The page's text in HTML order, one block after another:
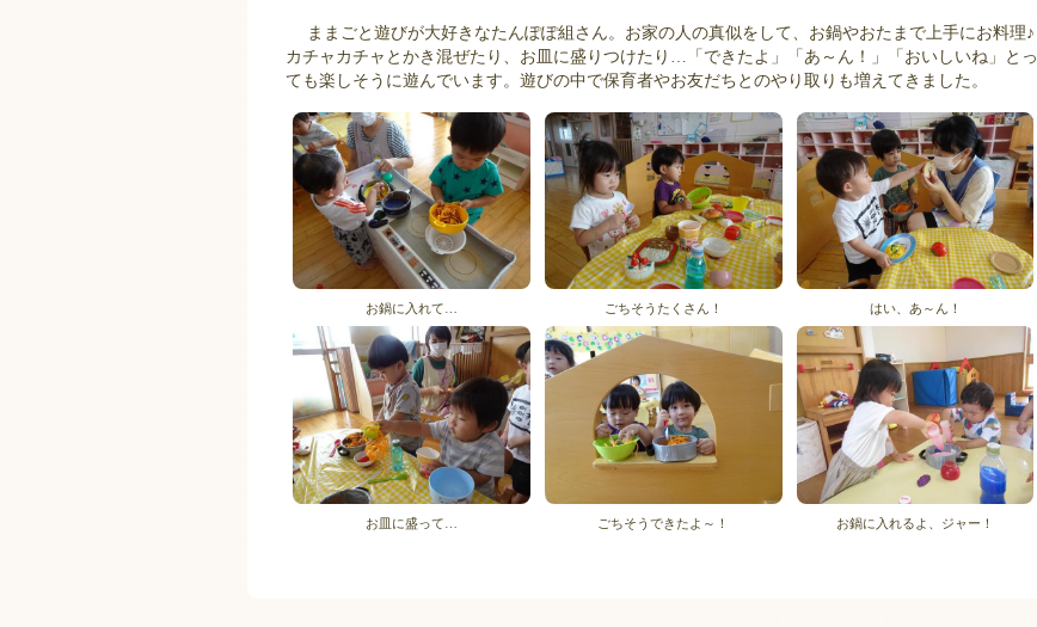
ままごと遊びが大好きなたんぽぽ組さん。お家の人の真似をして、お鍋やおたまで上手にお料理♪
カチャカチャとかき混ぜたり、お皿に盛りつけたり…「できたよ」「あ～ん！」「おいしいね」とっ
ても楽しそうに遊んでいます。遊びの中で保育者やお友だちとのやり取りも増えてきました。
お鍋に入れて… ごちそうたくさん！ はい、あ～ん！
お皿に盛って… ごちそうできたよ～！ お鍋に入れるよ、ジャー！